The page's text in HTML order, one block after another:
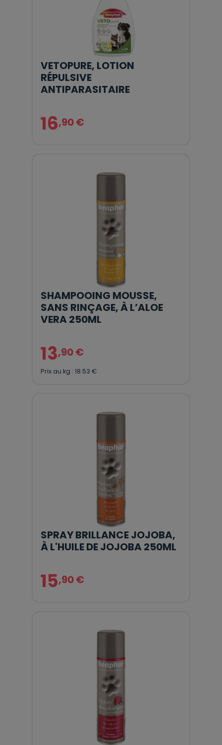
VETOPURE, LOTION
RÉPULSIVE
ANTIPARASITAIRE
16,90 €
SHAMPOOING MOUSSE,
SANS RINÇAGE, À L’ALOE
VERA 250ML
13,90 €
Prix au kg : 18.53 €
SPRAY BRILLANCE JOJOBA,
À L'HUILE DE JOJOBA 250ML
15,90 €